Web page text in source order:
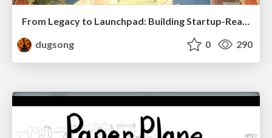
dugsong
0 290